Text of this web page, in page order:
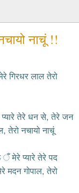
नाचूं !!
गिरधर लाल तेरो
तेरे धन से, तेरे जन
नचायो नाचूं
मेरे प्यारे तेरे पद
गोपाल, तेरो